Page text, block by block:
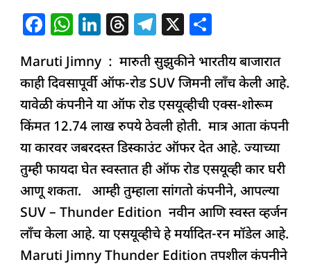
F
c
e
b
o
o
k
W
at
s
A
p
p
Li
k
e
dI
n
T
re
a
d
s
T
e
g
ra
m
X
h
ar
e
Maruti Jimny : मारुती सुझुकीने भारतीय बाजारात
काही दिवसापूर्वी ऑफ-रोड SUV जिमनी लाँच केली आहे.
यावेळी कंपनीने या ऑफ रोड एसयूव्हीची एक्स-शोरूम
किंमत 12.74 लाख रुपये ठेवली होती. मात्र आता कंपनी
या कारवर जबरदस्त डिस्काउंट ऑफर देत आहे. ज्याच्या
तुम्ही फायदा घेत स्वस्तात ही ऑफ रोड एसयूव्ही कार घरी
आणू शकता. आम्ही तुम्हाला सांगतो कंपनीने, आपल्या
SUV – Thunder Edition नवीन आणि स्वस्त व्हर्जन
लाँच केला आहे. या एसयूव्हीचे हे मर्यादित-रन मॉडेल आहे.
Maruti Jimny Thunder Edition तपशील कंपनीने